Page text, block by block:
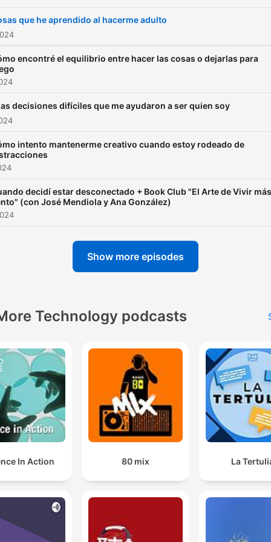
que he aprendido al hacerme adulto
encontré el equilibrio entre hacer las cosas o dejarlas para
decisiones difíciles que me ayudaron a ser quien soy
intento mantenerme creativo cuando estoy rodeado de
decidí estar desconectado + Book Club "El Arte de Vivir más
(con José Mendiola y Ana González)
Show more episodes
Technology podcasts
In Action 80 mix La